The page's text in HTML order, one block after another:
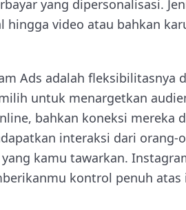
yang dipersonalisasi.
video atau bahkan
Ads adalah fleksibilitasnya
untuk menargetkan
bahkan koneksi mereka
interaksi dari orang-
kamu tawarkan.
kontrol penuh